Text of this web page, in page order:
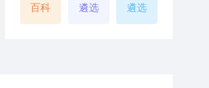
百科
遴选
遴选